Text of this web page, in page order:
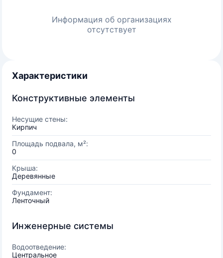
Информация об организациях
отсутствует
Характеристики
Конструктивные элементы
Несущие стены:
Кирпич
Площадь подвала, м²:
0
Крыша:
Деревянные
Фундамент:
Ленточный
Инженерные системы
Водоотведение:
Центральное